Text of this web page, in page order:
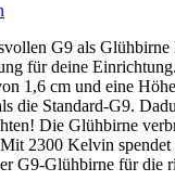
G9 als
für deine
1,6 cm und eine
die Standard-G9.
Die Glühbirne
2300 Kelvin spendet
G9-Glühbirne für die